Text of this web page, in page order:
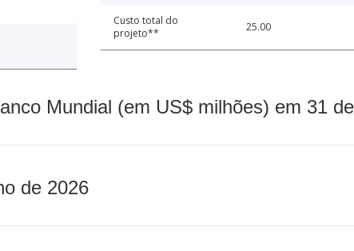
Custo total do
projeto**
25.00
Mundial (em US$ milhões) em 31
de 2026